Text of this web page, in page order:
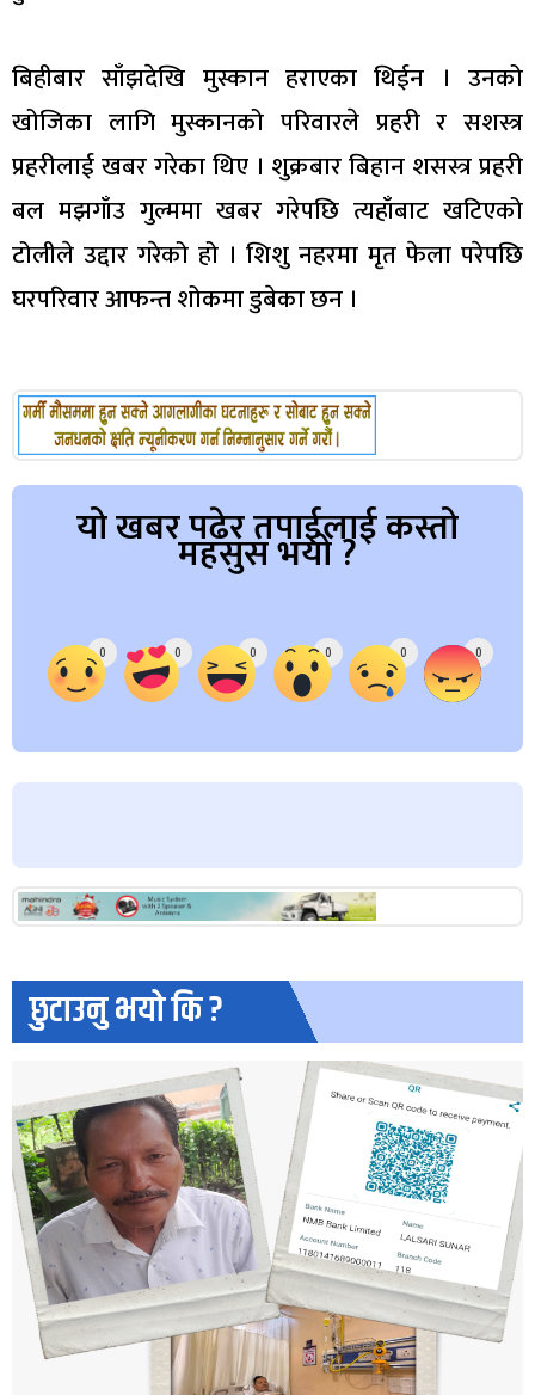
बिहीबार साँझदेखि मुस्कान हराएका थिईन । उनको
खोजिका लागि मुस्कानको परिवारले प्रहरी र सशस्त्र
प्रहरीलाई खबर गरेका थिए । शुक्रबार बिहान शसस्त्र प्रहरी
बल मझगाँउ गुल्ममा खबर गरेपछि त्यहाँबाट खटिएको
टोलीले उद्दार गरेको हो । शिशु नहरमा मृत फेला परेपछि
घरपरिवार आफन्त शोकमा डुबेका छन ।
यो खबर पढेर तपाईलाई कस्तो
महसुस भयो ?
0 0 0 0 0 0
छुटाउनु भयो कि ?